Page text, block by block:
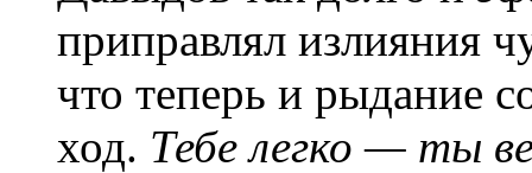
приправлял излияния
что теперь и рыдание
ход. Тебе легко — ты